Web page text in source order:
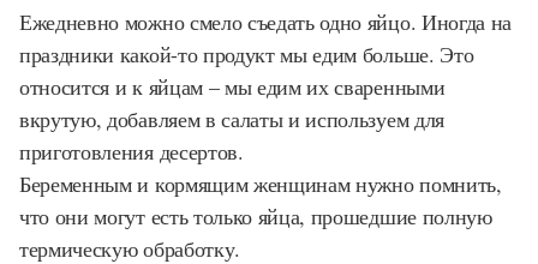
Ежедневно можно смело съедать одно яйцо. Иногда на
праздники какой-то продукт мы едим больше. Это
относится и к яйцам – мы едим их сваренными
вкрутую, добавляем в салаты и используем для
приготовления десертов.
Беременным и кормящим женщинам нужно помнить,
что они могут есть только яйца, прошедшие полную
термическую обработку.